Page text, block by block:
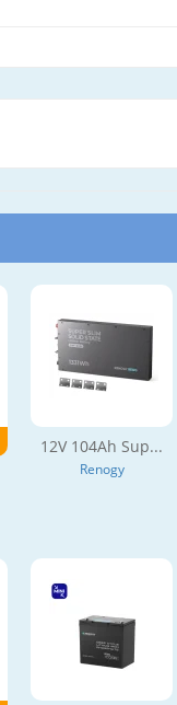
12V 104Ah Sup...
Renogy